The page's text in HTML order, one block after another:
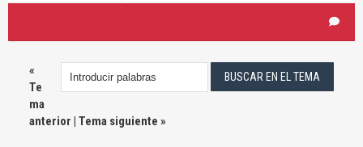
«
Te
ma
anterior | Tema siguiente »